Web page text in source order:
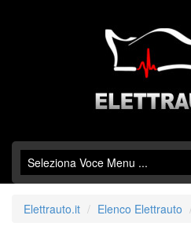
Elettrauto.it Elenco Elettrauto